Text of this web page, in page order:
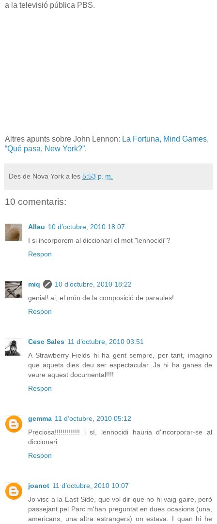
a la televisió pública PBS.
Altres apunts sobre John Lennon: La Fortuna, Mind Games,
“Qué pasa, New York?”.
Des de Nova York a les 5:53 p. m.
10 comentaris:
Allau 10 d’octubre, 2010 18:07
I si incorporem al diccionari el mot "lennocidi"?
Respon
miq
10 d’octubre, 2010 18:22
genial! ai, el món de la composició de paraules!
Respon
Cesc Sales 11 d’octubre, 2010 03:51
A Strawberry Fields hi ha gent sempre, per tant, imagino
que aquets dies deu ser espectacular. Ja hi ha ganes de
veure aquest documental!!!!
Respon
gemma 11 d’octubre, 2010 05:12
Preciosa!!!!!!!!!!!!! i sí, lennocidi hauria d'incorporar-se al
diccionari
Respon
joanot 11 d’octubre, 2010 10:07
Jo visc a la East Side, que vol dir que no hi vaig gaire, però
passejant pel Parc m'han preguntat en dues ocasions (una,
americans, una altra estrangers) on estava. I quan hi he